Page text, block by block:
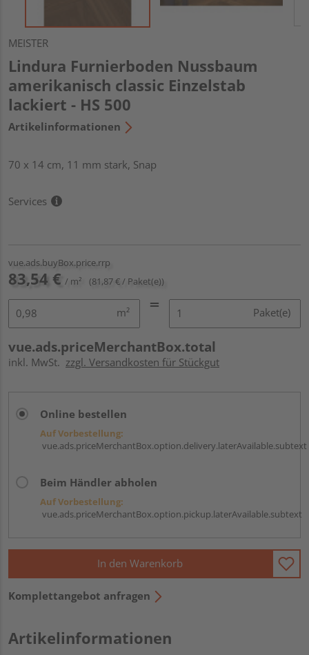
MEISTER
Lindura Furnierboden Nussbaum
amerikanisch classic Einzelstab
lackiert - HS 500
Artikelinformationen
70 x 14 cm, 11 mm stark, Snap
Services
vue.ads.buyBox.price.rrp
83,54 € / m² (81,87 € / Paket(e))
m² Paket(e)
vue.ads.priceMerchantBox.total
inkl. MwSt. zzgl. Versandkosten für Stückgut
Online bestellen
Auf Vorbestellung:
vue.ads.priceMerchantBox.option.delivery.laterAvailable.subtext
Beim Händler abholen
Auf Vorbestellung:
vue.ads.priceMerchantBox.option.pickup.laterAvailable.subtext
In den Warenkorb
Komplettangebot anfragen
Artikelinformationen